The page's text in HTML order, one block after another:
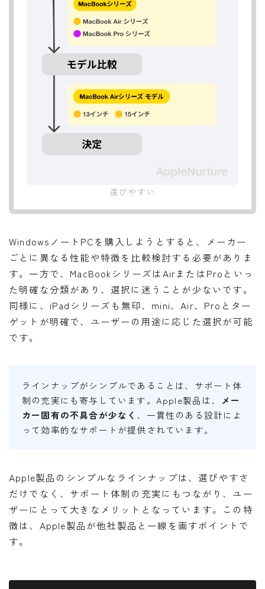
選びやすい
WindowsノートPCを購入しようとすると、メーカー
ごとに異なる性能や特徴を比較検討する必要がありま
す。一方で、MacBookシリーズはAirまたはProといっ
た明確な分類があり、選択に迷うことが少ないです。
同様に、iPadシリーズも無印、mini、Air、Proとター
ゲットが明確で、ユーザーの用途に応じた選択が可能
です。
ラインナップがシンプルであることは、サポート体
制の充実にも寄与しています。Apple製品は、
メー
カー固有の不具合が少なく 、一貫性のある設計によ
って効率的なサポートが提供されています。
Apple製品のシンプルなラインナップは、選びやすさ
だけでなく、サポート体制の充実にもつながり、ユー
ザーにとって大きなメリットとなっています。この特
徴は、Apple製品が他社製品と一線を画すポイントで
す。